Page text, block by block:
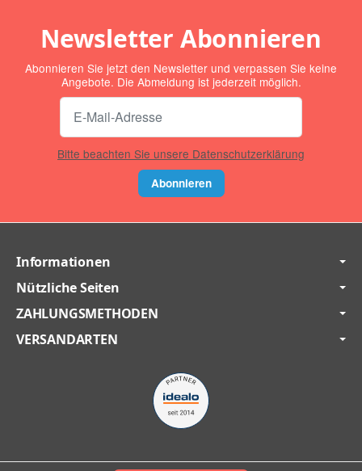
Newsletter Abonnieren
Abonnieren Sie jetzt den Newsletter und verpassen Sie keine
Angebote. Die Abmeldung ist jederzeit möglich.
Bitte beachten Sie unsere Datenschutzerklärung
Abonnieren
Informationen
Nützliche Seiten
ZAHLUNGSMETHODEN
VERSANDARTEN